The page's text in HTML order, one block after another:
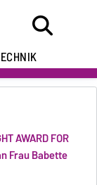
AWARD FOR
Frau Babette